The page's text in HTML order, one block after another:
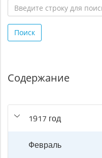
строку
для
Поиск
Содержание
1917 год
Февраль